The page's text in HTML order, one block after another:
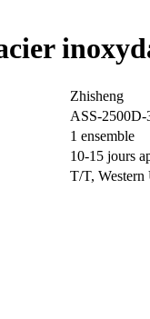
Zhisheng
ASS-2500D-
1 ensemble
10-15 jours
T/T, Western